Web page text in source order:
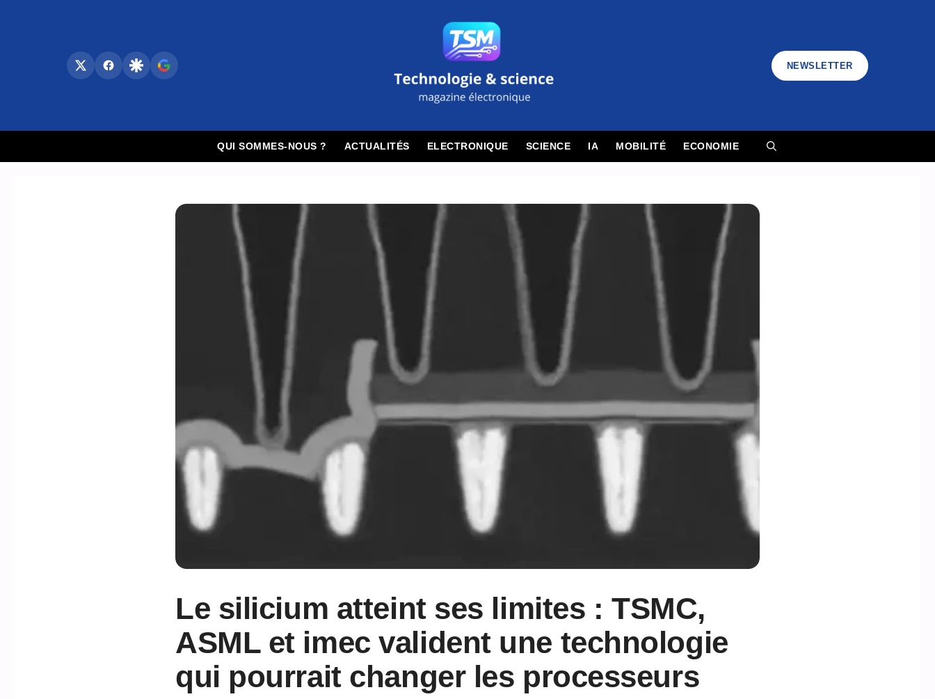
NEWSLETTER
QUI SOMMES-NOUS ? ACTUALITÉS ELECTRONIQUE SCIENCE IA MOBILITÉ ECONOMIE
Le silicium atteint ses limites : TSMC,
ASML et imec valident une technologie
qui pourrait changer les processeurs